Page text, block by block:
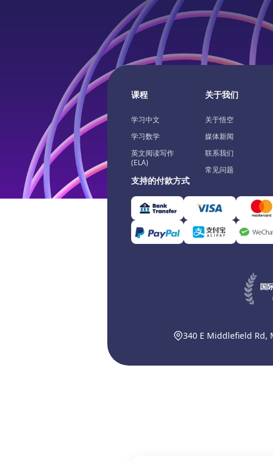
课程
学习中文
学习数学
英文阅读写作
(ELA)
关于我们
关于悟空
媒体新闻
联系我们
常见问题
支持的付款方式
国
340 E Middlefield Rd,